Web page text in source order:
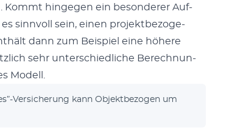
Kommt hinge­gen ein beson­der­er Auf­
sin­nvoll sein, einen pro­jek­t­be­zo­ge­
dann zum Beispiel eine höhere
sehr unter­schiedliche Berech­nun­
Mod­ell.
Versicherung kann Objek­t­be­zo­gen um